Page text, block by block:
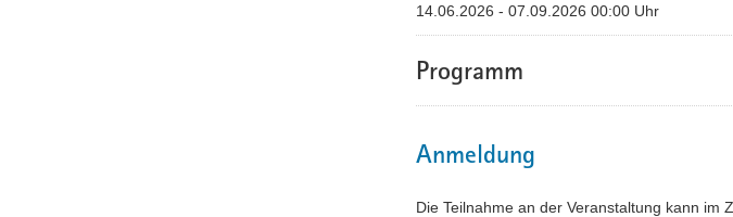
14.06.2026 - 07.09.2026 00:00 Uhr
Programm
Anmeldung
Die Teilnahme an der Veranstaltung kann im